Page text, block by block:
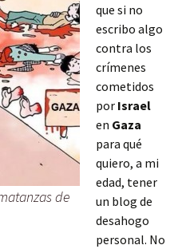
de
que si no
escribo algo
contra los
crímenes
cometidos
por Israel
en Gaza
para qué
quiero, a mi
edad, tener
un blog de
desahogo
personal. No